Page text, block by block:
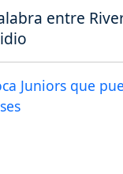
entre